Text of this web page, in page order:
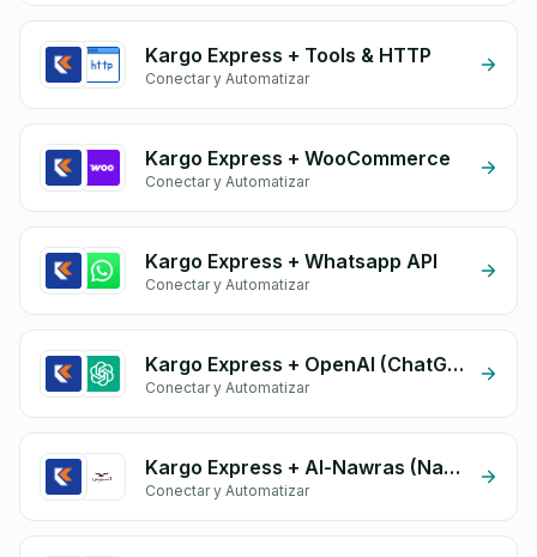
Kargo Express + Tools & HTTP
Conectar y Automatizar
Kargo Express + WooCommerce
Conectar y Automatizar
Kargo Express + Whatsapp API
Conectar y Automatizar
Kargo Express + OpenAI (ChatGPT)
Conectar y Automatizar
Kargo Express + Al-Nawras (Nawris)
Conectar y Automatizar